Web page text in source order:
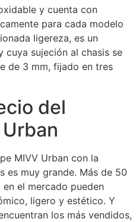
y cuenta con
para cada modelo
ligereza, es un
sujeción al chasis se
de 3 mm, fijado en tres
del
MIVV Urban con la
es muy grande. Más de 50
el mercado pueden
ligero y estético. Y
los más vendidos,